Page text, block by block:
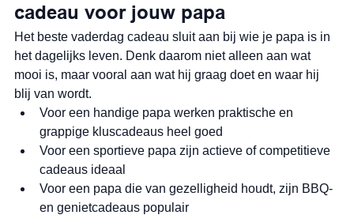
cadeau voor jouw papa
Het beste vaderdag cadeau sluit aan bij wie je papa is in
het dagelijks leven. Denk daarom niet alleen aan wat
mooi is, maar vooral aan wat hij graag doet en waar hij
blij van wordt.
Voor een handige papa werken praktische en
grappige kluscadeaus heel goed
Voor een sportieve papa zijn actieve of competitieve
cadeaus ideaal
Voor een papa die van gezelligheid houdt, zijn BBQ-
en genietcadeaus populair